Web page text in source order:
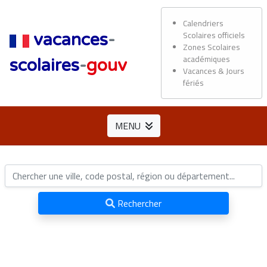
vacances-
scolaires-gouv
Calendriers
Scolaires officiels
Zones Scolaires
académiques
Vacances & Jours
fériés
MENU
Rechercher